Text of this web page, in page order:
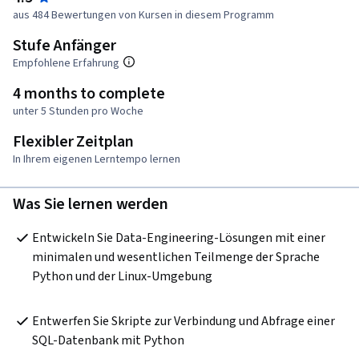
aus 484 Bewertungen von Kursen in diesem Programm
Stufe Anfänger
Empfohlene Erfahrung
4 months to complete
unter 5 Stunden pro Woche
Flexibler Zeitplan
In Ihrem eigenen Lerntempo lernen
Was Sie lernen werden
Entwickeln Sie Data-Engineering-Lösungen mit einer
minimalen und wesentlichen Teilmenge der Sprache
Python und der Linux-Umgebung
Entwerfen Sie Skripte zur Verbindung und Abfrage einer
SQL-Datenbank mit Python